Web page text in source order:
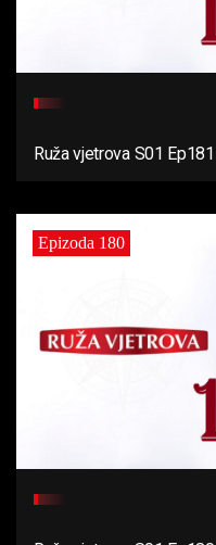
Ruža vjetrova S01 Ep181
Epizoda 180